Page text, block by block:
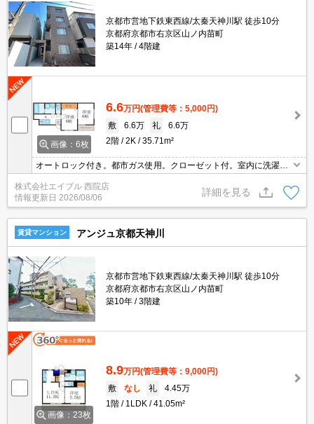
京都市営地下鉄東西線/太秦天神川駅 徒歩10分
京都府京都市右京区山ノ内苗町
築14年
4階建
画像：6枚
6.6万円(管理費等：5,000円)
敷
6.6万 礼
6.6万
2階
2K 35.71m²
オートロック付き。都市ガス使用。クローゼット付。室内に洗濯機
置場あり。退去時清掃費44,000円。退去時、エアコン洗浄代12,100
円。
株式会社エイブル 西院店
情報更新日 2026/08/06
詳細を見る
賃貸マンション アンジュ京都天神川
京都市営地下鉄東西線/太秦天神川駅 徒歩10分
京都府京都市右京区山ノ内苗町
築10年
3階建
画像：23枚
8.9万円(管理費等：9,000円)
敷
なし 礼
4.45万
1階
1LDK 41.05m²